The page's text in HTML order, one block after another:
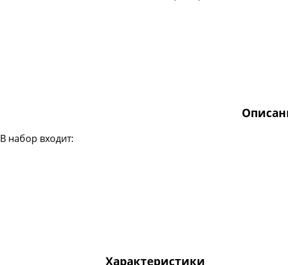
В набор входит:
Характеристики